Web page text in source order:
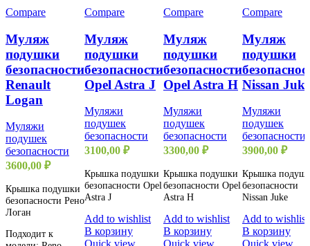
Compare
Муляж
подушки
безопасности
Renault
Logan
Муляжи
подушек
безопасности
3600,00 ₽
Крышка подушки
безопасности Рено
Логан
Подходит к
Compare
Муляж
подушки
безопасности
Opel Astra J
Муляжи
подушек
безопасности
3100,00 ₽
Крышка подушки
безопасности Opel
Astra J
Add to wishlist
В корзину
Quick view
Compare
Муляж
подушки
безопасности
Opel Astra H
Муляжи
подушек
безопасности
3300,00 ₽
Крышка подушки
безопасности Opel
Astra H
Add to wishlist
В корзину
Quick view
Compare
Муляж
подушки
Nissan Juke
Муляжи
подушек
безопасности
3900,00 ₽
Крышка
безопасности
Nissan Juke
Add to wishlist
В корзину
Quick view